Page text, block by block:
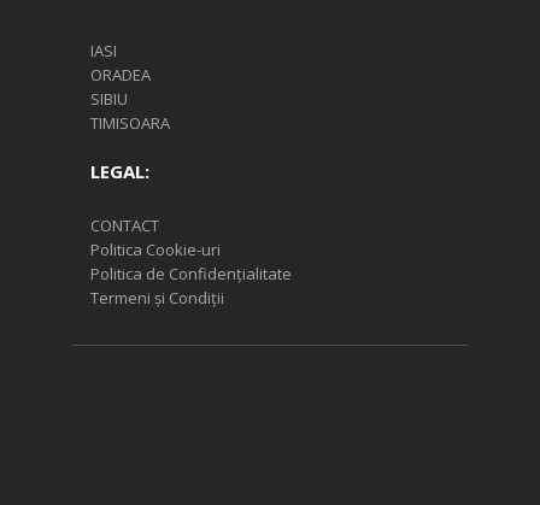
IASI
ORADEA
SIBIU
TIMISOARA
LEGAL:
CONTACT
Politica Cookie-uri
Politica de Confidențialitate
Termeni și Condiții